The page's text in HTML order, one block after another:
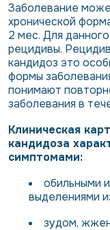
Заболевание
хронической
2 мес. Для
рецидивы.
кандидоз это
формы
понимают
заболевания в
Клиническая
кандидоза
симптомами:
обильными
выделениями
зудом,